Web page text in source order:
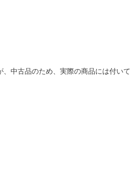
中古品のため、実際の商品には付いて